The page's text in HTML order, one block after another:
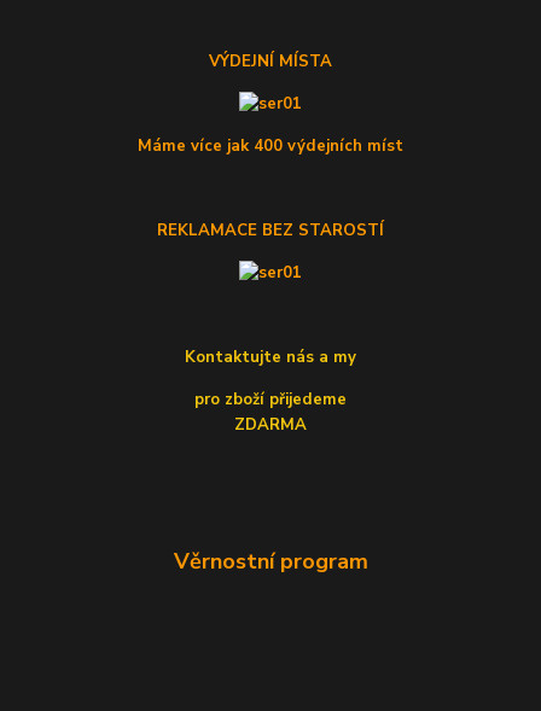
VÝDEJNÍ MÍSTA
Máme více jak 400 výdejních míst
REKLAMACE BEZ STAROSTÍ
Kontaktujte nás a my
pro zboží přijedeme
ZDARMA
Věrnostní program